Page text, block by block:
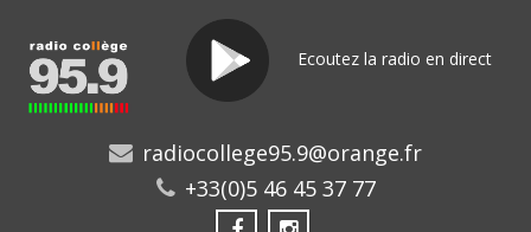
Ecoutez la radio en direct
radiocollege95.9@orange.fr
+33(0)5 46 45 37 77